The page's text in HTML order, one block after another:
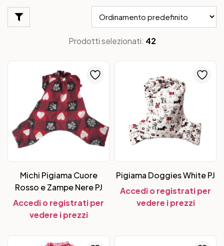
Prodotti selezionati: 42
Michi Pigiama Cuore
Rosso e Zampe Nere PJ
Accedi o registrati per
vedere i prezzi
Pigiama Doggies White PJ
Accedi o registrati per
vedere i prezzi